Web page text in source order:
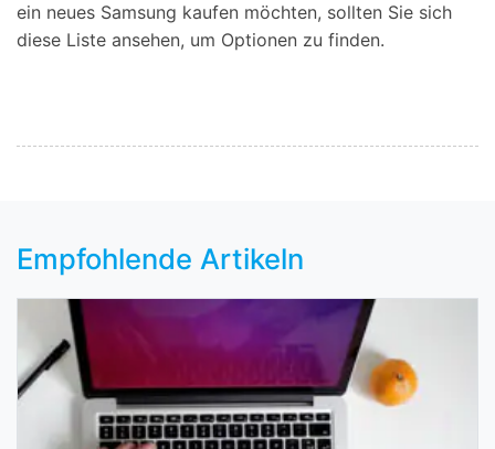
ein neues Samsung kaufen möchten, sollten Sie sich
diese Liste ansehen, um Optionen zu finden.
Empfohlende Artikeln